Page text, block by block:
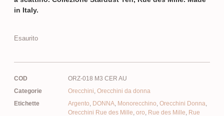
in Italy.
Esaurito
COD
ORZ-018 M3 CER AU
Categorie
Orecchini, Orecchini da donna
Etichette
Argento, DONNA, Monorecchino, Orecchini Donna,
Orecchini Rue des Mille, oro, Rue des Mille, Rue